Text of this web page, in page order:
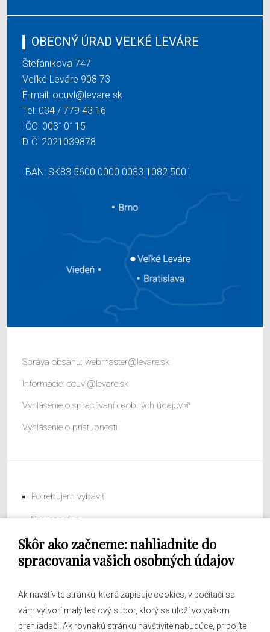
Skôr ako začneme: nahliadnite do
spracovania vašich osobných údajov
Ak navštívite stránku, ktorá zapisuje cookies, v počítači sa
vám vytvorí malý textový súbor, ktorý sa uloží vo vašom
prehliadači. Ak rovnakú stránku navštívite nabudúce, pripojíte
OBECNÝ ÚRAD VEĽKÉ LEVÁRE
Štefánikova 747
Veľké Leváre 908 73
E-mail: ocuvl@levare.sk
Tel: 034 / 779 43 16
IČO: 00310115
DIČ: 2021039878
IBAN: SK83 5600 0000 0033 1082 5001
Správa obsahu: webmaster@levare.sk
Informácie: ocuvl@levare.sk
Vyhlásenie o spracúvaní osobných údajov
Vyhlásenie o prístupnosti
Potrebujem vybaviť
Samospráva
Obecný úrad
O obci